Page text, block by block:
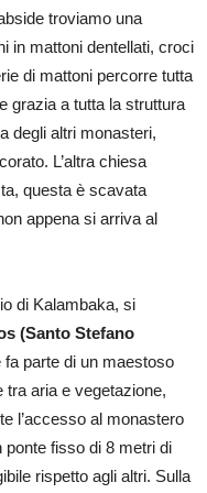
troviamo una
in mattoni dentellati, croci
di mattoni percorre tutta
grazia a tutta la struttura
degli altri monasteri,
L’altra chiesa
questa è scavata
appena si arriva al
di Kalambaka, si
(Santo Stefano
parte di un maestoso
aria e vegetazione,
l’accesso al monastero
fisso di 8 metri di
rispetto agli altri. Sulla